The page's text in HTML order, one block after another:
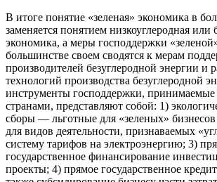
В итоге понятие «зеленая» экономика в
заменяется понятием низкоуглеродная или
экономика, а меры господдержки
большинстве своем сводятся к мерам
производителей безуглеродной энергии и
технологий производства безуглеродной
инструменты господдержки,
странами, представляют собой: 1)
сборы — льготные для «зеленых»
для видов деятельности, признаваемых
систему тарифов на электроэнергию; 3)
государственное финансирование
проекты; 4) прямое государственное